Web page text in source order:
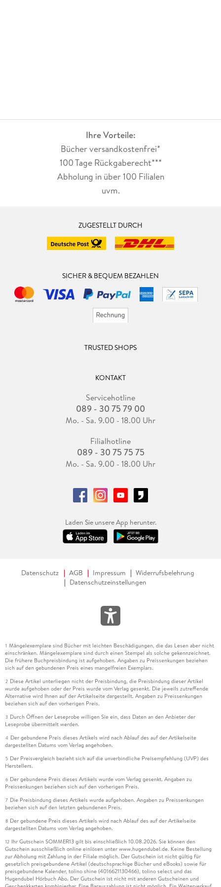
Ihre Vorteile:
Bücher versandkostenfrei*
100 Tage Rückgaberecht***
Abholung in über 100 Filialen
uvm.
ZUGESTELLT DURCH
SICHER & BEQUEM BEZAHLEN
TRUSTED SHOPS
KONTAKT
Servicehotline
089 - 30 75 79 00
Mo. - Sa. 9.00 - 18.00 Uhr
Filialhotline
089 - 30 75 75 75
Mo. - Sa. 9.00 - 18.00 Uhr
Laden Sie unsere App herunter.
Datenschutz AGB Impressum
Widerrufsbelehrung
Datenschutzeinstellungen
1 Mängelexemplare sind Bücher mit leichten Beschädigungen, die das Lesen aber nicht
einschränken. Mängelexemplare sind durch einen Stempel als solche gekennzeichnet.
Die frühere Buchpreisbindung ist aufgehoben. Angaben zu Preissenkungen beziehen
sich auf den gebundenen Preis eines mangelfreien Exemplars.
2 Diese Artikel unterliegen nicht der Preisbindung, die Preisbindung dieser Artikel
wurde aufgehoben oder der Preis wurde vom Verlag gesenkt. Die jeweils zutreffende
Alternative wird Ihnen auf der Artikelseite dargestellt. Angaben zu Preissenkungen
beziehen sich auf den vorherigen Preis.
3 Durch Öffnen der Leseprobe willigen Sie ein, dass Daten an den Anbieter der
Leseprobe übermittelt werden.
4 Der gebundene Preis dieses Artikels wird nach Ablauf des auf der Artikelseite
dargestellten Datums vom Verlag angehoben.
5 Der Preisvergleich bezieht sich auf die unverbindliche Preisempfehlung (UVP) des
Herstellers.
6 Der gebundene Preis dieses Artikels wurde vom Verlag gesenkt. Angaben zu
Preissenkungen beziehen sich auf den vorherigen Preis.
7 Die Preisbindung dieses Artikels wurde aufgehoben. Angaben zu Preissenkungen
beziehen sich auf den letzten gebundenen Preis.
8 Der gebundene Preis dieses Artikels wird nach Ablauf des auf der Artikelseite
dargestellten Datums vom Verlag angehoben.
12 Ihr Gutschein SOMMER13 gilt bis einschließlich 10.08.2026. Sie können den
Gutschein ausschließlich online einlösen unter www.hugendubel.de. Keine Bestellung
zur Abholung mit Zahlung in der Filiale möglich. Der Gutschein ist nicht gültig für
gesetzlich preisgebundene Artikel (deutschsprachige Bücher und eBooks) sowie für
preisgebundene Kalender, tolino shine (4016621130466), tolino select und das
Hugendubel Hörbuch Abo. Der Gutschein ist nicht mit anderen Gutscheinen und